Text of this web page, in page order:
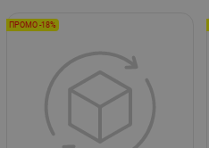
ПРОМО -18%